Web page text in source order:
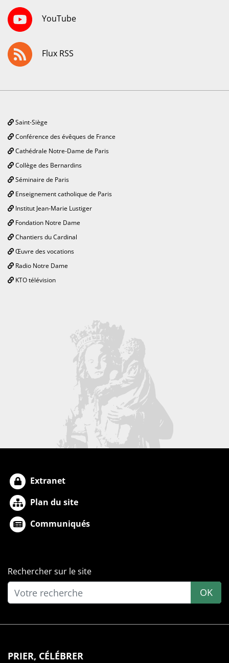
YouTube
Flux RSS
Saint-Siège
Conférence des évêques de France
Cathédrale Notre-Dame de Paris
Collège des Bernardins
Séminaire de Paris
Enseignement catholique de Paris
Institut Jean-Marie Lustiger
Fondation Notre Dame
Chantiers du Cardinal
Œuvre des vocations
Radio Notre Dame
KTO télévision
Extranet
Plan du site
Communiqués
Rechercher sur le site
OK
PRIER, CÉLÉBRER